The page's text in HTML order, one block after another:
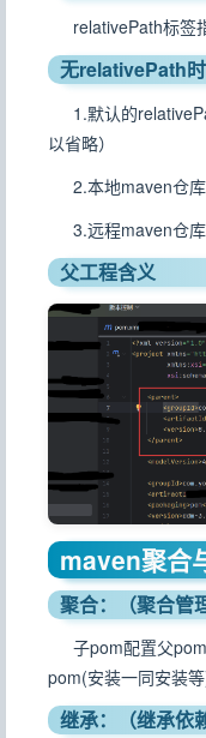
relativePath标签
无relativePath时
1.默认的
以省略）
2.本地maven仓库
3.远程maven仓库
父工程含义
maven聚合
聚合：（聚合管
子pom配置父
pom(安装一同安装
继承：（继承依